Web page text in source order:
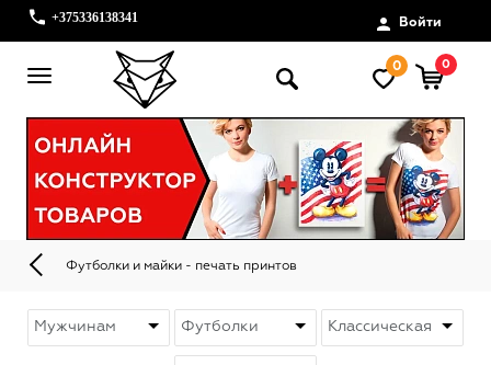
+375336138341 Войти
0 0
Футболки и майки - печать принтов